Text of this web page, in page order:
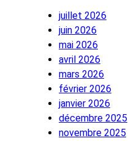
juillet 2026
juin 2026
mai 2026
avril 2026
mars 2026
février 2026
janvier 2026
décembre 2025
novembre 2025